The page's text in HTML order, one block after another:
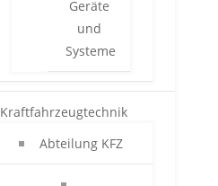
Geräte
und
Systeme
Kraftfahrzeugtechnik
Abteilung KFZ